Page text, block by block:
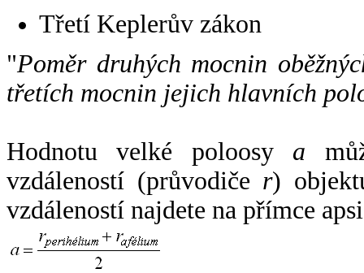
Třetí Keplerův zákon
"Poměr druhých mocnin
třetích mocnin jejich hlavních
Hodnotu velké poloosy a
vzdáleností (průvodiče r)
vzdáleností najdete na přímce